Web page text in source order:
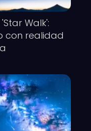
Walk':
con realidad